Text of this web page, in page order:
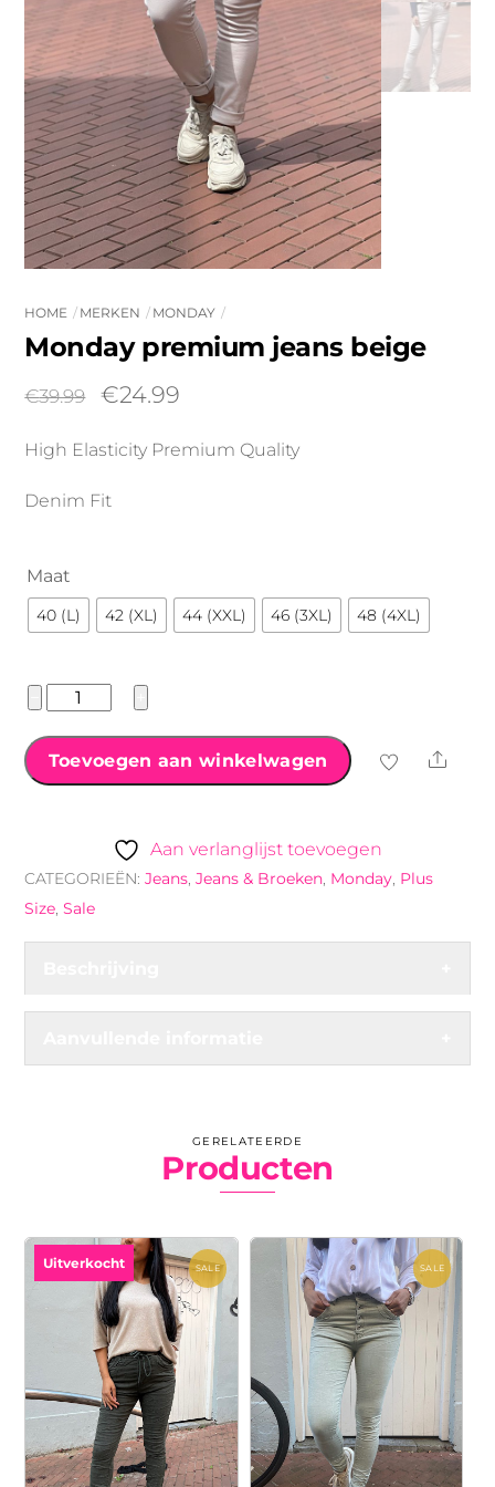
HOME MERKEN MONDAY
Monday premium jeans beige
€39.99
Oorspronkelijke
was:
€24.99Huidige
is:
High Elasticity Premium Quality
Denim Fit
Maat
40 (L) 42 (XL) 44 (XXL) 46 (3XL) 48 (4XL)
Monday
jeans
beige
Toevoegen aan winkelwagen Share
Aan verlanglijst toevoegen
CATEGORIEËN:Jeans,Jeans & Broeken, Monday, Plus
Size,Sale
GERELATEERDE
Producten
SALE
Uitverkocht SALE